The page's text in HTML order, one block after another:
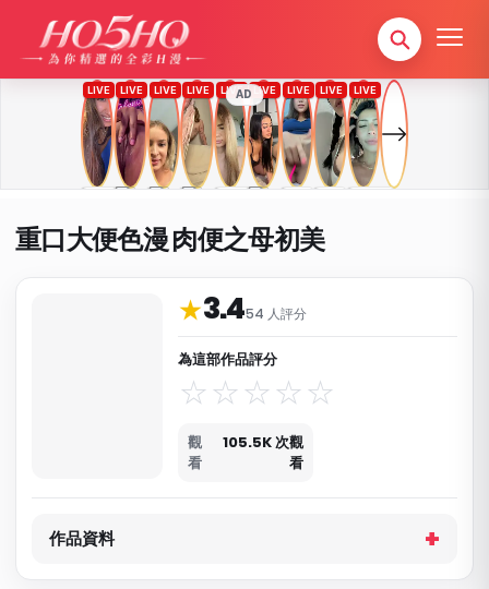
AD
重口大便色漫 肉便之母初美
★3.454 人評分
為這部作品評分
觀
看
105.5K 次觀
看
作品資料與分類
作品資料